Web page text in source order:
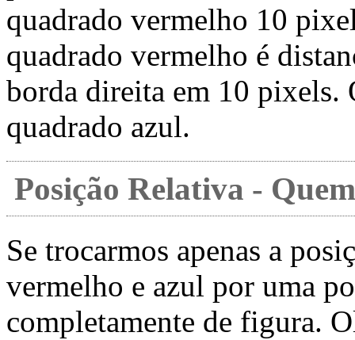
quadrado vermelho 10
quadrado vermelho é
borda direita em 10 pixels.
quadrado azul.
Posição Relativa -
Se trocarmos apenas a
vermelho e azul por uma
completamente de figura.